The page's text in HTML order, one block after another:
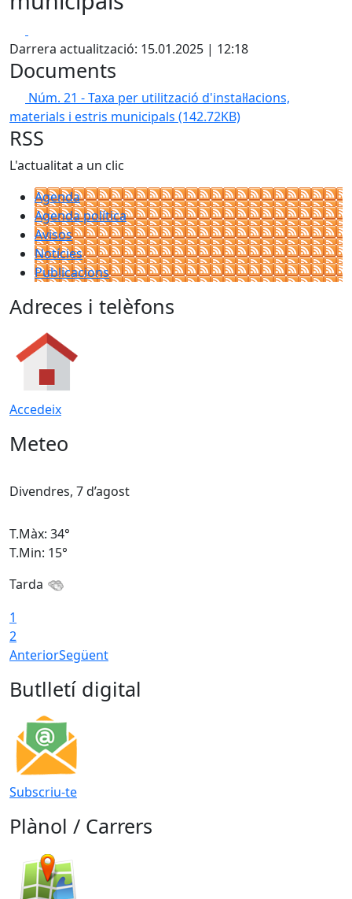
Darrera actualització: 15.01.2025 | 12:18
Documents
Núm. 21 - Taxa per utilització d'instal·lacions,
materials i estris municipals (142.72KB)
RSS
L'actualitat a un clic
Agenda
Agenda política
Avisos
Notícies
Publicacions
Adreces i telèfons
Accedeix
Meteo
Divendres, 7 d’agost
T.Màx: 34°
T.Min: 15°
Tarda
1
2
AnteriorSegüent
Butlletí digital
Subscriu-te
Plànol / Carrers